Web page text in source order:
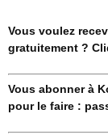
Vous voulez
gratuitement ?
Vous abonner à
pour le faire :